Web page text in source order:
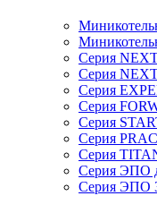
Серия
Серия
Серия
Серия
Серия
Серия
Серия
Серия ЭПО
Серия ЭПО